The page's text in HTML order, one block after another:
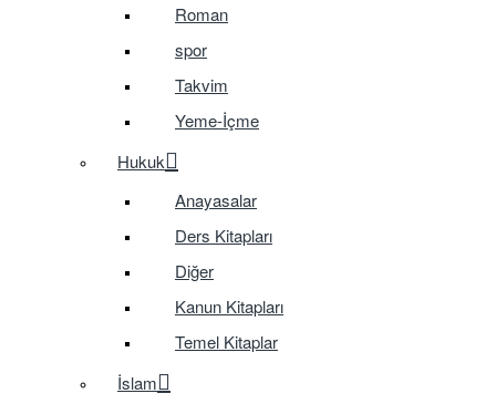
Roman
spor
Takvim
Yeme-İçme
Hukuk
Anayasalar
Ders Kitapları
Diğer
Kanun Kitapları
Temel Kitaplar
İslam